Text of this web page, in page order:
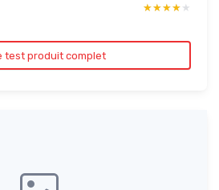
★★★★★
★★★★★
test produit complet